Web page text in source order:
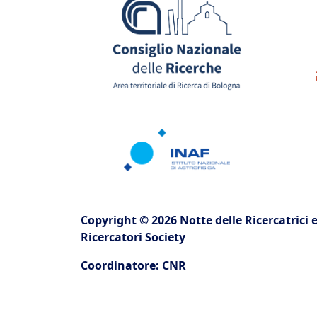
Copyright © 2026 Notte delle Ricercatrici
Ricercatori Society
Coordinatore: CNR